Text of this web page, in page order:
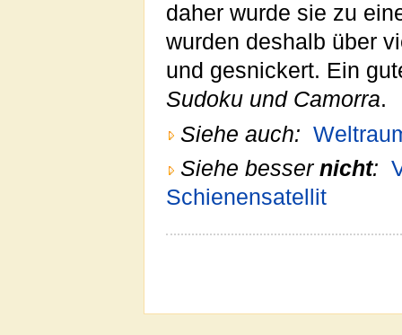
daher wurde sie zu
wurden deshalb über
und gesnickert. Ein
Sudoku und Camorra.
Siehe auch:
Siehe besser nicht:
Schienensatellit